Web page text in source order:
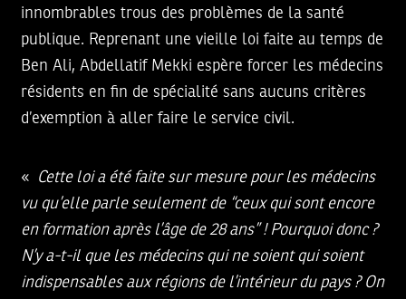
innombrables trous des problèmes de la santé
publique. Reprenant une vieille loi faite au temps de
Ben Ali, Abdellatif Mekki espère forcer les médecins
résidents en fin de spécialité sans aucuns critères
d’exemption à aller faire le service civil.
«
Cette loi a été faite sur mesure pour les médecins
vu qu’elle parle seulement de “ceux qui sont encore
en formation après l’âge de 28 ans” ! Pourquoi donc ?
N’y a-t-il que les médecins qui ne soient qui soient
indispensables aux régions de l’intérieur du pays ? On